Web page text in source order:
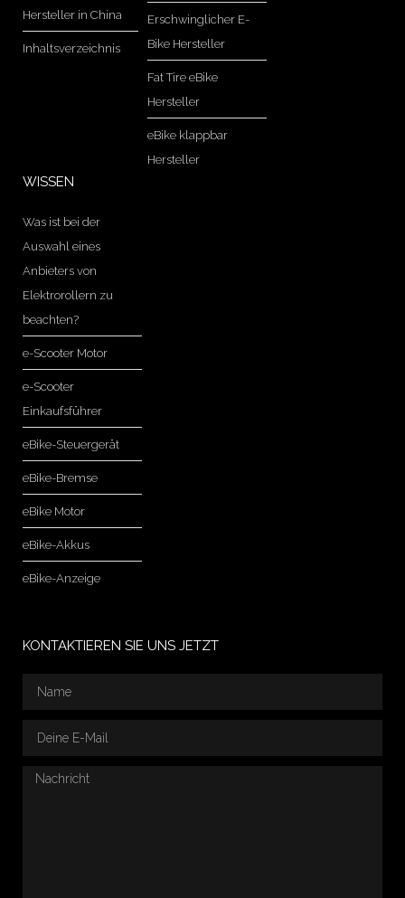
Hersteller in China
Inhaltsverzeichnis
Erschwinglicher E-
Bike Hersteller
Fat Tire eBike
Hersteller
eBike klappbar
Hersteller
WISSEN
Was ist bei der
Auswahl eines
Anbieters von
Elektrorollern zu
beachten?
e-Scooter Motor
e-Scooter
Einkaufsführer
eBike-Steuergerät
eBike-Bremse
eBike Motor
eBike-Akkus
eBike-Anzeige
KONTAKTIEREN SIE UNS JETZT